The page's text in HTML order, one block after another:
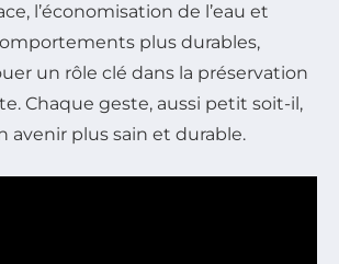
l’économisation de l’eau et
plus durables,
un rôle clé dans la préservation
Chaque geste, aussi petit soit-il,
avenir plus sain et durable.